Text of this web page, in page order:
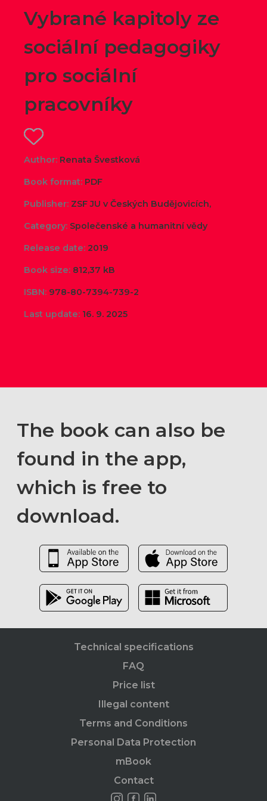
Vybrané kapitoly ze
sociální pedagogiky
pro sociální
pracovníky
Author: Renata Švestková
Book format: PDF
Publisher: ZSF JU v Českých Budějovicích,
Category: Společenské a humanitní vědy
Release date: 2019
Book size: 812,37 kB
ISBN: 978-80-7394-739-2
Last update: 16. 9. 2025
The book can also be
found in the app,
which is free to
download.
Technical specifications
FAQ
Price list
Illegal content
Terms and Conditions
Personal Data Protection
mBook
Contact